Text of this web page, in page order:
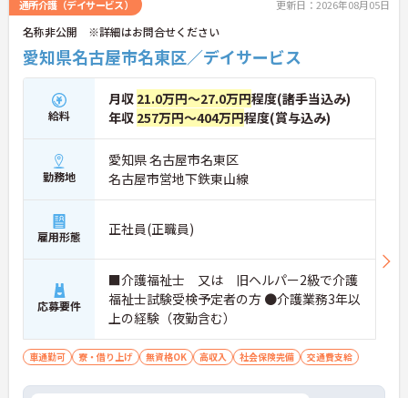
心してスタートできます！ 資格取得の費用補助や社
能。 1対1のケアで笑顔を引き出せます！＜ライフス
テージの変化も全力でサポート＞ 最大130万円のラ
イフイベント手当など、 子育て支援が抜群で家庭と
の両立も安心！ 日曜定休のシフト制や半休取得で、
プライベートの時間もしっかり確保＜大手ならでは
の充実制度で、長く働ける環境＞全国規模の大手法
人だからこその、 充実した福利厚生と安心のコンプ
ライアンス！ ICT化による負担軽減や退職金制度、
65歳定年と再雇用制度もしっかり完備
通所介護（デイサービス） 更新日：2026年08月05日
名称非公開 ※詳細はお問合せください
愛知県名古屋市名東区／デイサービス
給料
月収 21.0万円～27.0万円程度(諸手当込み)
年収 257万円～404万円程度(賞与込み)
勤務地
愛知県 名古屋市名東区
名古屋市営地下鉄東山線
雇用形態 正社員(正職員)
応募要件
■介護福祉士 又は 旧ヘルパー2級で介護
福祉士試験受検予定者の方 ●介護業務3年以
上の経験（夜勤含む）
車通勤可 寮・借り上げ 無資格OK 高収入 社会保険完備 交通費支給